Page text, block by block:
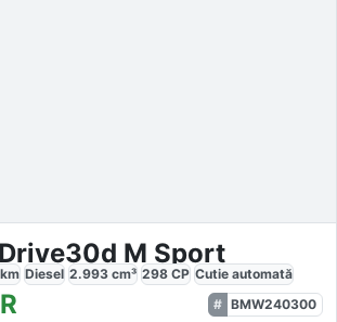
M Sport
km Diesel 2.993 cm³ 298 CP Cutie automată
BMW240300